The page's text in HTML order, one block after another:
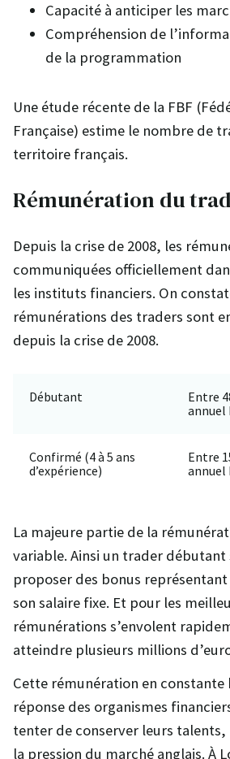
Capacité à anticiper les
Compréhension de
de la programmation
Une étude récente de la FBF
Française) estime le nombre de
territoire français.
Rémunération du
Depuis la crise de 2008, les
communiquées officiellement
les instituts financiers. On
rémunérations des traders sont
depuis la crise de 2008.
Débutant
Entre
annuel
Confirmé (4 à 5 ans
d’expérience)
Entre
annuel
La majeure partie de la
variable. Ainsi un trader débutant
proposer des bonus représentant
son salaire fixe. Et pour les
rémunérations s’envolent
atteindre plusieurs millions
Cette rémunération en constante
réponse des organismes
tenter de conserver leurs
la pression du marché anglais. À